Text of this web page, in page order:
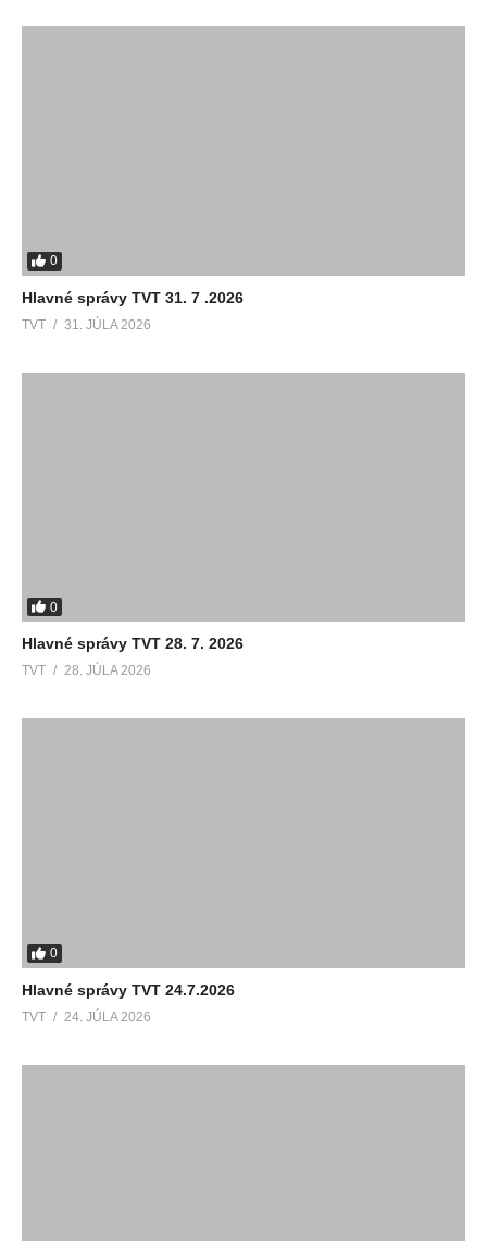
0
Hlavné správy TVT 31. 7 .2026
TVT 31. JÚLA 2026
0
Hlavné správy TVT 28. 7. 2026
TVT 28. JÚLA 2026
0
Hlavné správy TVT 24.7.2026
TVT 24. JÚLA 2026